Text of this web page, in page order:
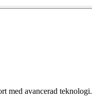
med avancerad teknologi.